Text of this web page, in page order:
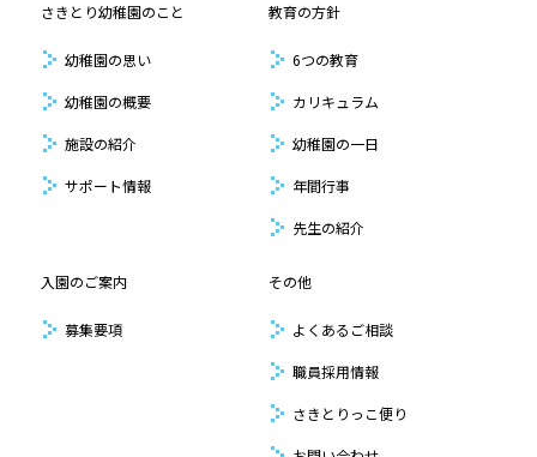
さきとり幼稚園のこと
幼稚園の思い
幼稚園の概要
施設の紹介
サポート情報
教育の方針
6つの教育
カリキュラム
幼稚園の一日
年間行事
先生の紹介
入園のご案内
募集要項
その他
よくあるご相談
職員採用情報
さきとりっこ便り